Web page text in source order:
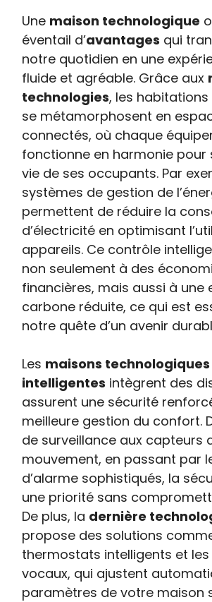
Une maison technologique
éventail d’avantages qui
notre quotidien en une
fluide et agréable. Grâce aux
technologies, les
se métamorphosent en
connectés, où chaque
fonctionne en harmonie pour
vie de ses occupants. Par
systèmes de gestion de
permettent de réduire la
d’électricité en optimisant
appareils. Ce contrôle
non seulement à des
financières, mais aussi à une
carbone réduite, ce qui est
notre quête d’un avenir
Les maisons technologiques
intelligentes intègrent des
assurent une sécurité
meilleure gestion du confort.
de surveillance aux capteurs
mouvement, en passant par
d’alarme sophistiqués, la
une priorité sans
De plus, la dernière
propose des solutions
thermostats intelligents et
vocaux, qui ajustent
paramètres de votre maison